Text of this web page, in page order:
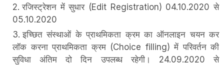
रजिस्ट्रेशन में सुधार (Edit Registration) 04.10.2020 से
05.10.2020
इच्छित संस्थाओं के प्राथमिकता क्रम का ऑनलाइन चयन कर
लॉक करना प्राथमिकता क्रम (Choice filling) में परिवर्तन की
सुविधा अंतिम दो दिन उपलब्ध रहेगी। 24.09.2020 से